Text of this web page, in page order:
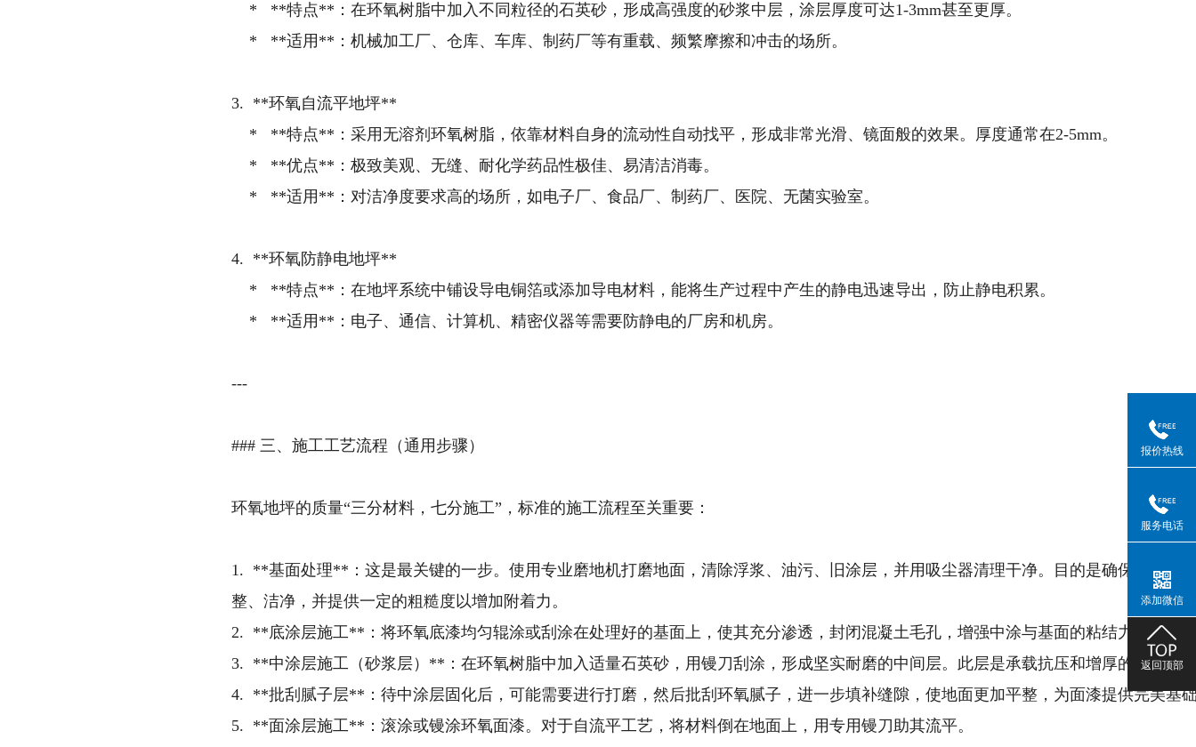
* **特点**：在环氧树脂中加入不同粒径的石英砂，形成高强度的砂浆中层，涂层厚度可达1-3mm甚至更厚。
* **适用**：机械加工厂、仓库、车库、制药厂等有重载、频繁摩擦和冲击的场所。
3. **环氧自流平地坪**
* **特点**：采用无溶剂环氧树脂，依靠材料自身的流动性自动找平，形成非常光滑、镜面般的效果。厚度通常在2-5mm。
* **优点**：极致美观、无缝、耐化学药品性极佳、易清洁消毒。
* **适用**：对洁净度要求高的场所，如电子厂、食品厂、制药厂、医院、无菌实验室。
4. **环氧防静电地坪**
* **特点**：在地坪系统中铺设导电铜箔或添加导电材料，能将生产过程中产生的静电迅速导出，防止静电积累。
* **适用**：电子、通信、计算机、精密仪器等需要防静电的厂房和机房。
---
### 三、施工工艺流程（通用步骤）
环氧地坪的质量“三分材料，七分施工”，标准的施工流程至关重要：
1. **基面处理**：这是最关键的一步。使用专业磨地机打磨地面，清除浮浆、油污、旧涂层，并用吸尘器清理干净。目的是确保基层坚
整、洁净，并提供一定的粗糙度以增加附着力。
2. **底涂层施工**：将环氧底漆均匀辊涂或刮涂在处理好的基面上，使其充分渗透，封闭混凝土毛孔，增强中涂与基面的粘结力。
3. **中涂层施工（砂浆层）**：在环氧树脂中加入适量石英砂，用镘刀刮涂，形成坚实耐磨的中间层。此层是承载抗压和增厚的关键。
4. **批刮腻子层**：待中涂层固化后，可能需要进行打磨，然后批刮环氧腻子，进一步填补缝隙，使地面更加平整，为面漆提供完美基
5. **面涂层施工**：滚涂或镘涂环氧面漆。对于自流平工艺，将材料倒在地面上，用专用镘刀助其流平。
报价热线
服务电话
添加微信
返回顶部